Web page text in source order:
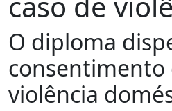
O diploma
consentimento
violência